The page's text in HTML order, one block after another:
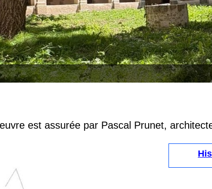
est assurée par Pascal Prunet,